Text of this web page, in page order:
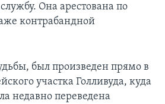
Она арестована по
контрабандной
был произведен прямо в
участка Голливуда, куда
недавно переведена